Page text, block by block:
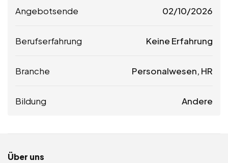
Angebotsende 02/10/2026
Berufserfahrung Keine Erfahrung
Branche Personalwesen, HR
Bildung Andere
Über uns